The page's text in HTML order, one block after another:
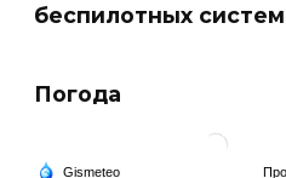
беспилотных систем
Погода